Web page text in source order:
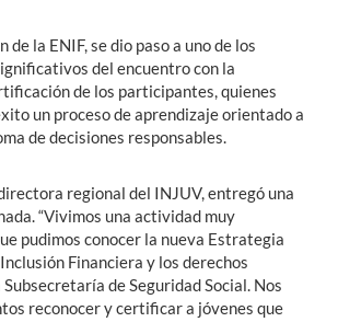
de la ENIF, se dio paso a uno de los
del encuentro con la
de los participantes, quienes
un proceso de aprendizaje orientado a
de decisiones responsables.
regional del INJUV, entregó una
“Vivimos una actividad muy
pudimos conocer la nueva Estrategia
Financiera y los derechos
de Seguridad Social. Nos
reconocer y certificar a jóvenes que